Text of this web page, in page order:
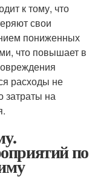
к тому, что
свои
пониженных
что повышает в
расходы не
затраты на
по